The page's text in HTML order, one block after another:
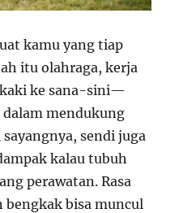
kamu yang tiap
itu olahraga, kerja
ke sana-sini—
dalam mendukung
sendi juga
kalau tubuh
perawatan. Rasa
bengkak bisa muncul